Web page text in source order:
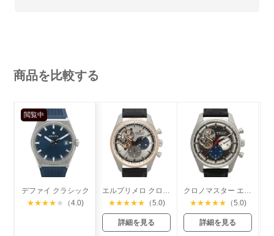
商品を比較する
閲覧中
デファイ クラシック
★★★★ ★ （4.0)
エルプリメロ クロノマスター オープン
★★★★★ （5.0)
詳細を見る
クロノマスター エルプリメロ オープン
★★★★★ （5.0)
詳細を見る